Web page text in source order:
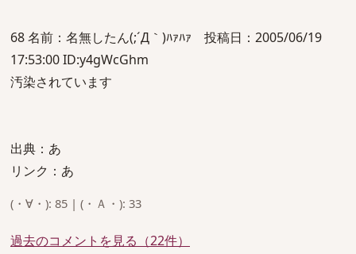
68 名前：名無したん(;´Д｀)ﾊｧﾊｧ 投稿日：2005/06/19
17:53:00 ID:y4gWcGhm
汚染されています
出典：あ
リンク：あ
(・∀・): 85 | (・Ａ・): 33
過去のコメントを見る（22件）